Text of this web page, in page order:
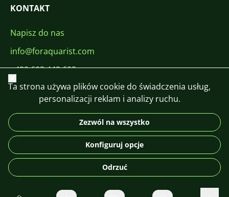
KONTAKT
Napisz do nas
info@foraquarist.com
+420 603 449 602
DE
© 2026 For Aquarist
Zamknij
Ta strona używa plików cookie do świadczenia usług,
personalizacji reklam i analizy ruchu.
Zezwól na wszystko
Konfiguruj opcje
Odrzuć